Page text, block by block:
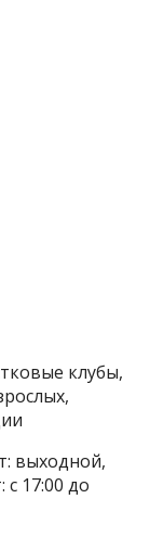
клубы,
выходной,
с 17:00 до